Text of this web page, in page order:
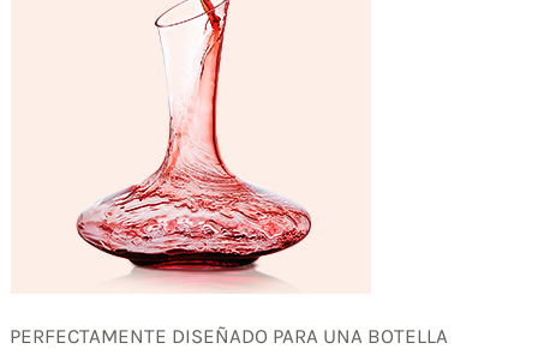
PERFECTAMENTE DISEÑADO PARA UNA BOTELLA